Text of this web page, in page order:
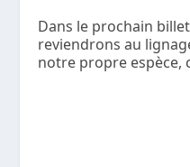
Dans le prochain
reviendrons au
notre propre espèce,